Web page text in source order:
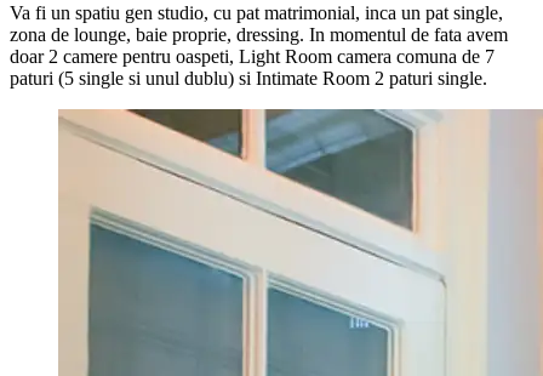
Va fi un spatiu gen studio, cu pat matrimonial, inca un pat single,
zona de lounge, baie proprie, dressing. In momentul de fata avem
doar 2 camere pentru oaspeti, Light Room camera comuna de 7
paturi (5 single si unul dublu) si Intimate Room 2 paturi single.